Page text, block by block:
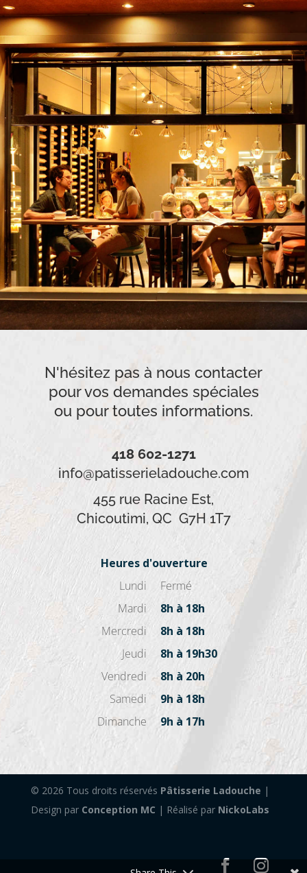
N'hésitez pas à nous contacter
pour vos demandes spéciales
ou pour toutes informations.
418 602-1271
info@patisserieladouche.com
455 rue Racine Est,
Chicoutimi, QC G7H 1T7
Heures d'ouverture
Lundi
Fermé
Mardi
8h à 18h
Mercredi
8h à 18h
Jeudi
8h à 19h30
Vendredi
8h à 20h
Samedi
9h à 18h
Dimanche
9h à 17h
© 2026 Tous droits réservés Pâtisserie Ladouche |
Design par Conception MC | Réalisé par NickoLabs